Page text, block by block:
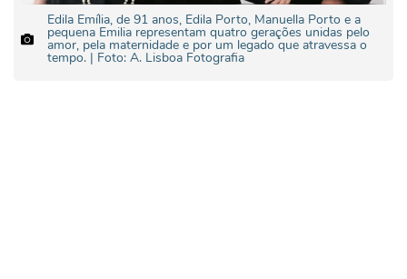
Edila Emília, de 91 anos, Edila Porto, Manuella Porto e a
pequena Emilia representam quatro gerações unidas pelo
amor, pela maternidade e por um legado que atravessa o
tempo. | Foto: A. Lisboa Fotografia